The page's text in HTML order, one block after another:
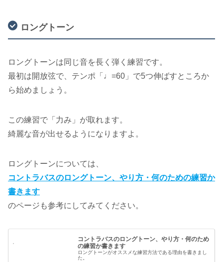
ロングトーン
ロングトーンは同じ音を長く弾く練習です。
最初は開放弦で、テンポ「♩︎=60」で5つ伸ばすところか
ら始めましょう。
この練習で「力み」が取れます。
綺麗な音が出せるようになりますよ。
ロングトーンについては、
コントラバスのロングトーン、やり方・何のための練習か
書きます
のページも参考にしてみてください。
コントラバスのロングトーン、やり方・何のため
の練習か書きます
ロングトーンがオススメな練習方法である理由を書きまし
た。